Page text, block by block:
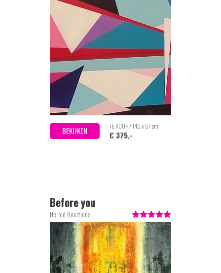
BEKIJKEN TE KOOP / 140 x 57 cm
€ 375,-
Before you
Herold Boertjens